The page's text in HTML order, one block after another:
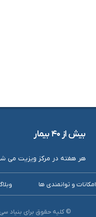
بیش از ۴۰ بیمار
هر هفته در مرکز ویزیت می
امکانات و توانمندی ها
© کلیه حقوق برای بنیاد